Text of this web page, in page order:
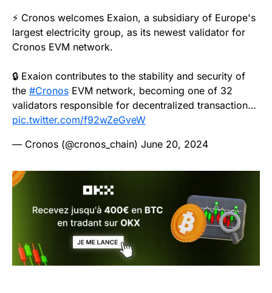
⚡️ Cronos welcomes Exaion, a subsidiary of Europe's
largest electricity group, as its newest validator for
Cronos EVM network.
🔒 Exaion contributes to the stability and security of
the #Cronos EVM network, becoming one of 32
validators responsible for decentralized transaction…
pic.twitter.com/f92wZeGveW
— Cronos (@cronos_chain) June 20, 2024